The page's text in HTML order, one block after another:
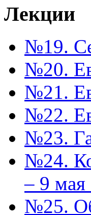
Лекции
№19.
№20.
№21.
№22.
№23.
№24.
– 9 мая
№25.